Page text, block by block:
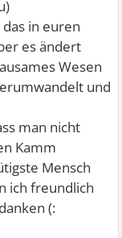
in euren
es ändert
Wesen
und
man nicht
Kamm
Mensch
ich freundlich
(: